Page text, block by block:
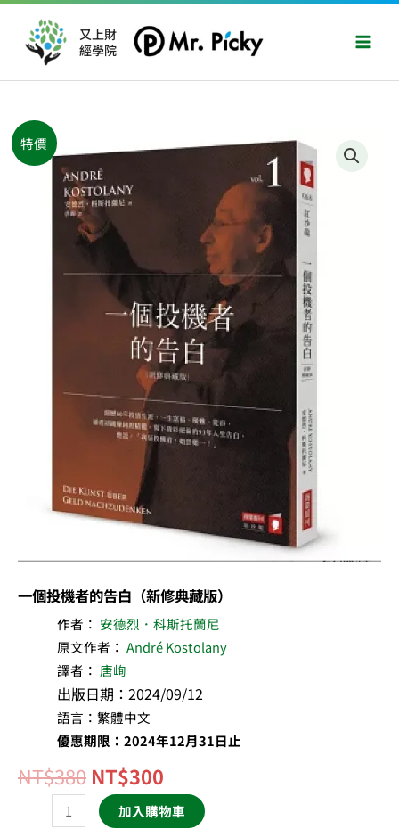
要
又上財
經學院
特價
一個投機者的告白（新修典藏版）
作者： 安德烈．科斯托蘭尼
原文作者： André Kostolany
譯者： 唐峋
出版日期：2024/09/12
語言：繁體中文
優惠期限：2024年12月31日止
NT$380
始
價
格：
NT$380。
NT$300
NT$300。
一
個
加入購物車